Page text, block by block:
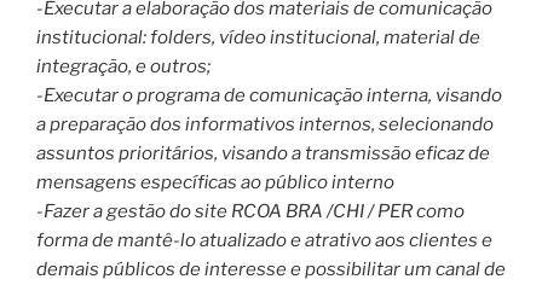
-Executar a elaboração dos materiais de comunicação
institucional: folders, vídeo institucional, material de
integração, e outros;
-Executar o programa de comunicação interna, visando
a preparação dos informativos internos, selecionando
assuntos prioritários, visando a transmissão eficaz de
mensagens específicas ao público interno
-Fazer a gestão do site RCOA BRA /CHI / PER como
forma de mantê-lo atualizado e atrativo aos clientes e
demais públicos de interesse e possibilitar um canal de